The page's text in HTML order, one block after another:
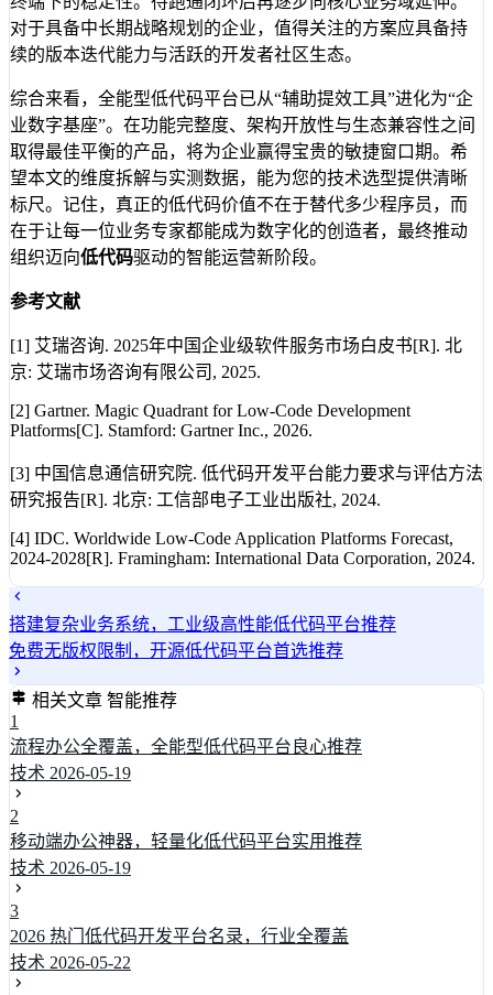
对于具备中长期战略规划的企业，值得关注的方案应具备持
续的版本迭代能力与活跃的开发者社区生态。
综合来看，全能型低代码平台已从“辅助提效工具”进化为“企
业数字基座”。在功能完整度、架构开放性与生态兼容性之间
取得最佳平衡的产品，将为企业赢得宝贵的敏捷窗口期。希
望本文的维度拆解与实测数据，能为您的技术选型提供清晰
标尺。记住，真正的低代码价值不在于替代多少程序员，而
在于让每一位业务专家都能成为数字化的创造者，最终推动
组织迈向低代码驱动的智能运营新阶段。
参考文献
[1] 艾瑞咨询. 2025年中国企业级软件服务市场白皮书[R]. 北
京: 艾瑞市场咨询有限公司, 2025.
[2] Gartner. Magic Quadrant for Low-Code Development
Platforms[C]. Stamford: Gartner Inc., 2026.
[3] 中国信息通信研究院. 低代码开发平台能力要求与评估方法
研究报告[R]. 北京: 工信部电子工业出版社, 2024.
[4] IDC. Worldwide Low-Code Application Platforms Forecast,
2024-2028[R]. Framingham: International Data Corporation, 2024.
搭建复杂业务系统，工业级高性能低代码平台推荐
免费无版权限制，开源低代码平台首选推荐
相关文章 智能推荐
1
流程办公全覆盖，全能型低代码平台良心推荐
技术 2026-05-19
2
移动端办公神器，轻量化低代码平台实用推荐
技术 2026-05-19
3
2026 热门低代码开发平台名录，行业全覆盖
技术 2026-05-22